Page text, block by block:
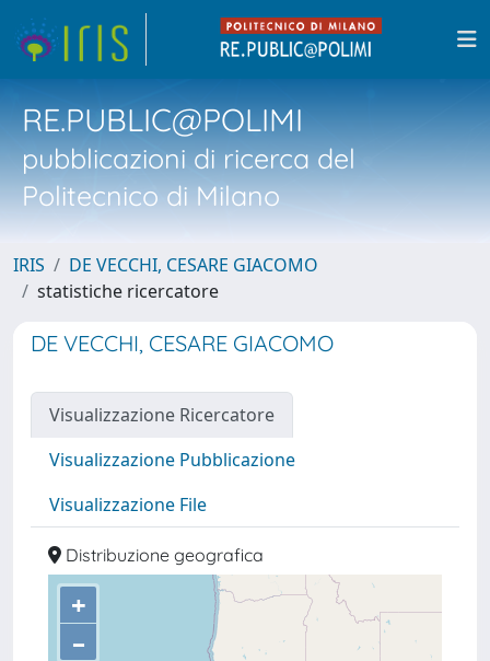
RE.PUBLIC@POLIMI
pubblicazioni di ricerca del
Politecnico di Milano
IRIS
DE VECCHI, CESARE GIACOMO
statistiche ricercatore
DE VECCHI, CESARE GIACOMO
Visualizzazione Ricercatore
Visualizzazione Pubblicazione
Visualizzazione File
Distribuzione geografica
+
–